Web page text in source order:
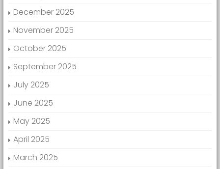
December 2025
November 2025
October 2025
September 2025
July 2025
June 2025
May 2025
April 2025
March 2025